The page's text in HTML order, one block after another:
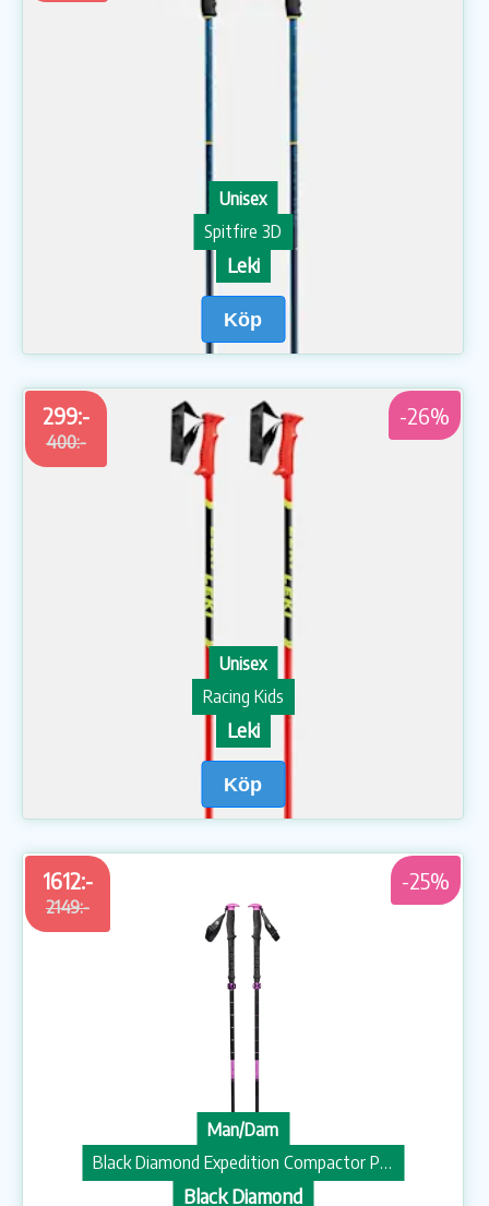
Unisex
Spitfire 3D
Leki
Köp
299:-
400:-
-26%
Unisex
Racing Kids
Leki
Köp
1612:-
2149:-
-25%
Man/Dam
Black Diamond Expedition Compactor Piton Purple
Black Diamond